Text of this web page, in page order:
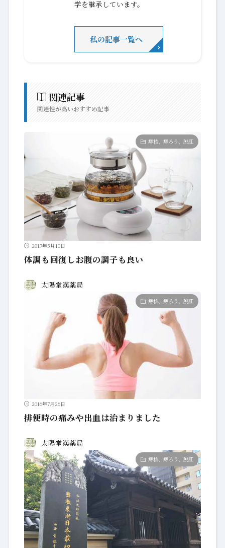
ら漢方医学に入り40年以上が過ぎま
した。色々な流派の先生に師事し、
最後は故入江正先生に師事し臨床医
学を継承しています。
関連性が高いおすすめ記事
痔核、痔ろう、脱肛
2017年5月10日
体調も回復しお腹の調子も良い
太陽堂漢薬局
痔核、痔ろう、脱肛
2016年7月26日
排便時の痛みや出血は治まりました
太陽堂漢薬局
痔核、痔ろう、脱肛